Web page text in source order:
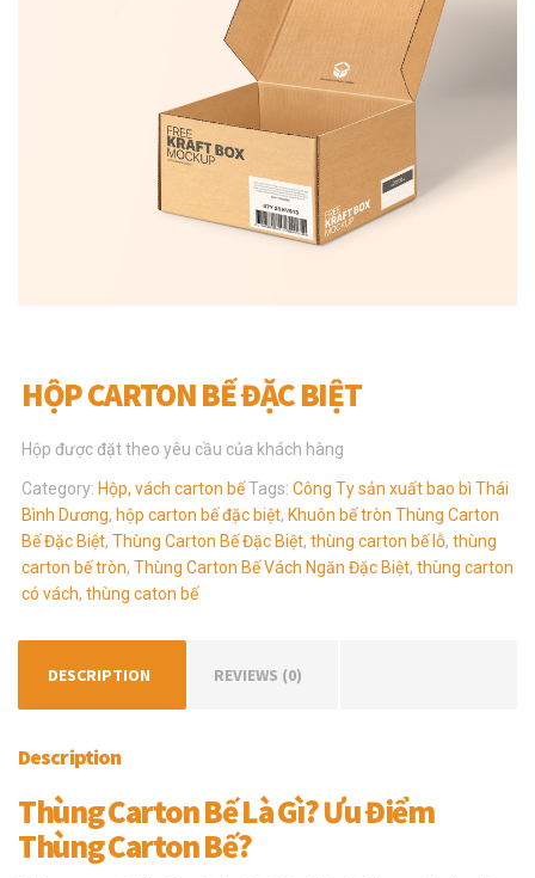
HỘP CARTON BẾ ĐẶC BIỆT
Hộp được đặt theo yêu cầu của khách hàng
Category: Hộp, vách carton bếTags: Công Ty sản xuất bao bì Thái
Bình Dương, hộp carton bế đặc biệt, Khuôn bế tròn Thùng Carton
Bế Đặc Biệt, Thùng Carton Bế Đặc Biệt, thùng carton bế lỗ, thùng
carton bế tròn, Thùng Carton Bế Vách Ngăn Đặc Biệt, thùng carton
có vách, thùng caton bế
DESCRIPTION REVIEWS (0)
Description
Thùng Carton Bế Là Gì? Ưu Điểm
Thùng Carton Bế?